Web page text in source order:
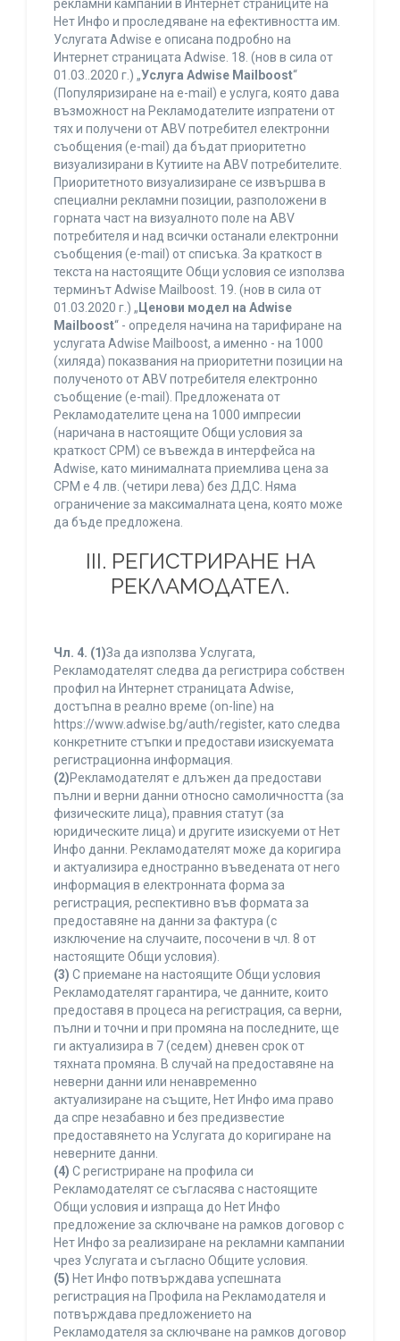
рекламни кампании в Интернет страниците на
Нет Инфо и проследяване на ефективността им.
Услугата Adwise е описана подробно на
Интернет страницата Adwise. 18. (нов в сила от
01.03..2020 г.) „Услуга Adwise Mailboost“
(Популяризиране на e-mail) е услуга, която дава
възможност на Рекламодателите изпратени от
тях и получени от ABV потребител електронни
съобщения (e-mail) да бъдат приоритетно
визуализирани в Кутиите на ABV потребителите.
Приоритетното визуализиране се извършва в
специални рекламни позиции, разположени в
горната част на визуалното поле на ABV
потребителя и над всички останали електронни
съобщения (e-mail) от списъка. За краткост в
текста на настоящите Общи условия се използва
терминът Adwise Mailboost. 19. (нов в сила от
01.03.2020 г.) „ Ценови модел на Adwise
Mailboost“ - определя начина на тарифиране на
услугата Adwise Mailboost, а именно - на 1000
(хиляда) показвания на приоритетни позиции на
полученото от ABV потребителя електронно
съобщение (e-mail). Предложената от
Рекламодателите цена на 1000 импресии
(наричана в настоящите Общи условия за
краткост CPM) се въвежда в интерфейса на
Adwise, като минималната приемлива цена за
CPM е 4 лв. (четири лева) без ДДС. Няма
ограничение за максималната цена, която може
да бъде предложена.
ІІІ. РЕГИСТРИРАНЕ НА
РЕКЛАМОДАТЕЛ.
Чл. 4. (1)За да използва Услугата,
Рекламодателят следва да регистрира собствен
профил на Интернет страницата Adwise,
достъпна в реално време (on-line) на
https://www.adwise.bg/auth/register, като следва
конкретните стъпки и предостави изискуемата
регистрационна информация.
(2)Рекламодателят е длъжен да предостави
пълни и верни данни относно самоличността (за
физическите лица), правния статут (за
юридическите лица) и другите изискуеми от Нет
Инфо данни. Рекламодателят може да коригира
и актуализира едностранно въведената от него
информация в електронната форма за
регистрация, респективно във формата за
предоставяне на данни за фактура (с
изключение на случаите, посочени в чл. 8 от
настоящите Общи условия).
(3) С приемане на настоящите Общи условия
Рекламодателят гарантира, че данните, които
предоставя в процеса на регистрация, са верни,
пълни и точни и при промяна на последните, ще
ги актуализира в 7 (седем) дневен срок от
тяхната промяна. В случай на предоставяне на
неверни данни или ненавременно
актуализиране на същите, Нет Инфо има право
да спре незабавно и без предизвестие
предоставянето на Услугата до коригиране на
неверните данни.
(4) С регистриране на профила си
Рекламодателят се съгласява с настоящите
Общи условия и изпраща до Нет Инфо
предложение за сключване на рамков договор с
Нет Инфо за реализиране на рекламни кампании
чрез Услугата и съгласно Общите условия.
(5) Нет Инфо потвърждава успешната
регистрация на Профила на Рекламодателя и
потвърждава предложението на
Рекламодателя за сключване на рамков договор